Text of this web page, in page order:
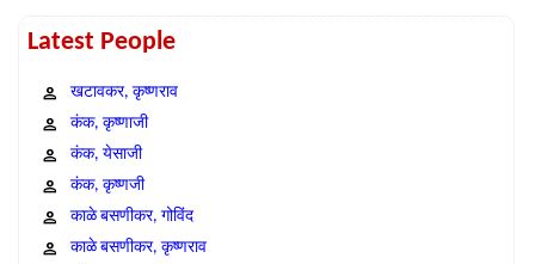
Latest People
खटावकर, कृष्णराव
कंक, कृष्णाजी
कंक, येसाजी
कंक, कृष्णजी
काळे बसणीकर, गोविंद
काळे बसणीकर, कृष्णराव